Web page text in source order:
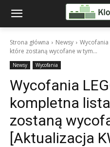
Strona główna Newsy
Wycofania
które zostaną wycofane w tym...
Newsy Wycofania
Wycofania
kompletna
zostaną
[Aktualizacja